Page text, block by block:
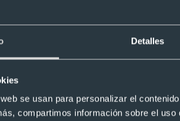
Detalles
se usan para personalizar el
compartimos información sobre el